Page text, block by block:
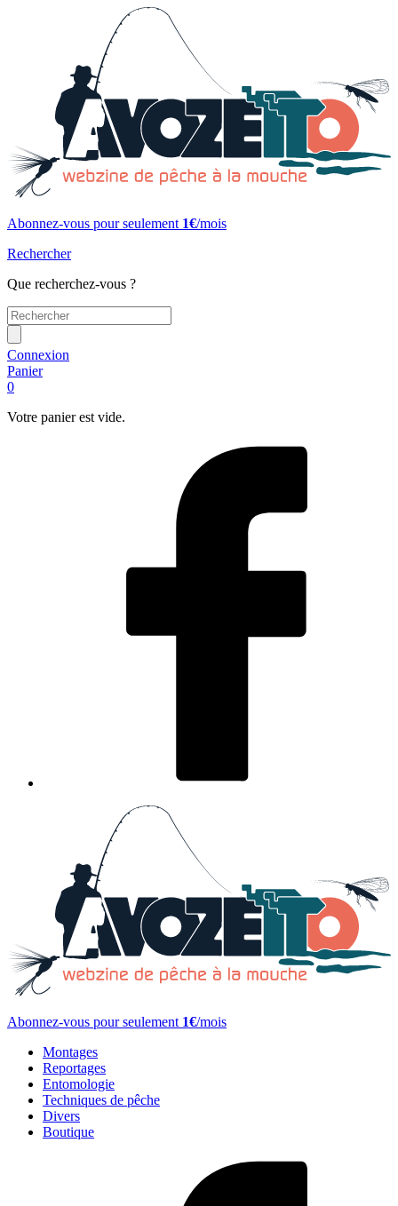
Abonnez-vous pour seulement 1€/mois
Rechercher
Que recherchez-vous ?
Connexion
Panier
0
Votre panier est vide.
Abonnez-vous pour seulement 1€/mois
Montages
Reportages
Entomologie
Techniques de pêche
Divers
Boutique